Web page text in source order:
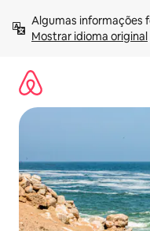
para
Mostrar idioma original